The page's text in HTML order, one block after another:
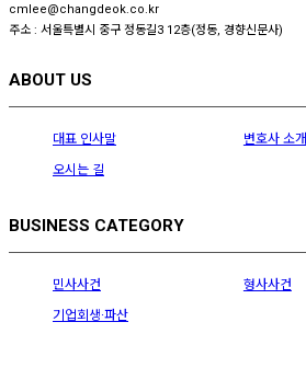
cmlee@changdeok.co.kr
주소 : 서울특별시 중구 정동길3 12층(정동, 경향신문사)
ABOUT US
대표 인사말
변호사 소개
오시는 길
BUSINESS CATEGORY
민사사건
형사사건
기업회생·파산